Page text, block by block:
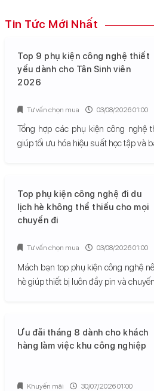
Tin Tức Mới Nhất
Top 9 phụ kiện công nghệ thiết
yếu dành cho Tân Sinh viên
2026
Tổng hợp các phụ kiện công nghệ
giúp tối ưu hóa hiệu suất học tập và
Tư vấn chọn mua 03/08/2026 01:00
Top phụ kiện công nghệ đi du
lịch hè không thể thiếu cho mọi
chuyến đi
Mách bạn top phụ kiện công nghệ
hè giúp thiết bị luôn đầy pin và
Tư vấn chọn mua 03/08/2026 01:00
Ưu đãi tháng 8 dành cho khách
hàng làm việc khu công nghiệp
Khuyến mãi 30/07/2026 01:00